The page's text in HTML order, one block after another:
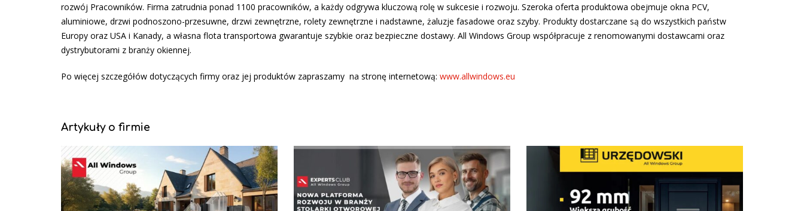
rozwój Pracowników. Firma zatrudnia ponad 1100 pracowników, a każdy odgrywa kluczową rolę w sukcesie i rozwoju. Szeroka oferta produktowa obejmuje okna PCV,
aluminiowe, drzwi podnoszono-przesuwne, drzwi zewnętrzne, rolety zewnętrzne i nadstawne, żaluzje fasadowe oraz szyby. Produkty dostarczane są do wszystkich państw
Europy oraz USA i Kanady, a własna flota transportowa gwarantuje szybkie oraz bezpieczne dostawy. All Windows Group współpracuje z renomowanymi dostawcami oraz
dystrybutorami z branży okiennej.
Po więcej szczegółów dotyczących firmy oraz jej produktów zapraszamy na stronę internetową: www.allwindows.eu
Artykuły o firmie